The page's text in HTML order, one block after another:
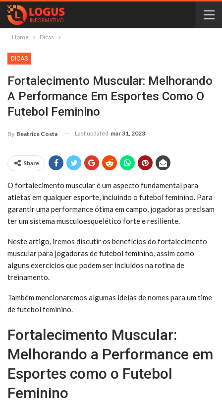
Home Dicas
DICAS
Fortalecimento Muscular: Melhorando
A Performance Em Esportes Como O
Futebol Feminino
By Beatrice Costa Last updated mar 31, 2023
Share
O fortalecimento muscular é um aspecto fundamental para
atletas em qualquer esporte, incluindo o futebol feminino. Para
garantir uma performance ótima em campo, jogadoras precisam
ter um sistema musculoesquelético forte e resiliente.
Neste artigo, iremos discutir os benefícios do fortalecimento
muscular para jogadoras de futebol feminino, assim como
alguns exercícios que podem ser incluídos na rotina de
treinamento.
Também mencionaremos algumas ideias de nomes para um time
de futebol feminino.
Fortalecimento Muscular:
Melhorando a Performance em
Esportes como o Futebol
Feminino